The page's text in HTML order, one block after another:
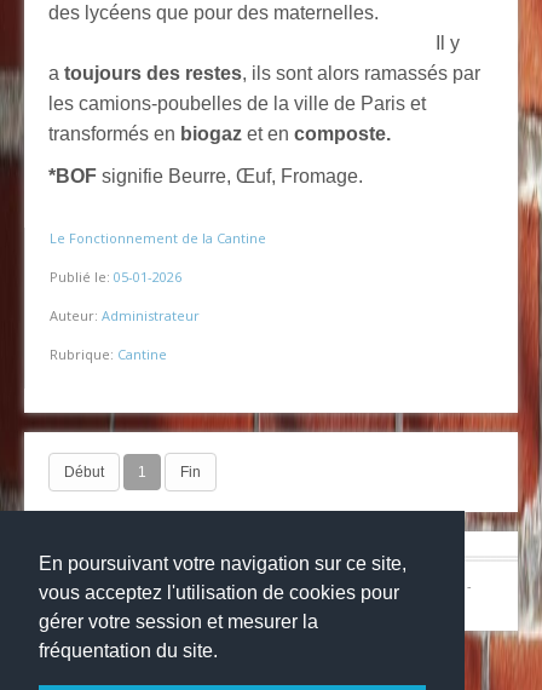
En poursuivant votre navigation sur ce site,
vous acceptez l'utilisation de cookies pour
gérer votre session et mesurer la
fréquentation du site.
des lycéens que pour des maternelles.
Il y
a toujours des restes, ils sont alors ramassés par
les camions-poubelles de la ville de Paris et
transformés en biogaz et en composte.
*BOF signifie Beurre, Œuf, Fromage.
Le Fonctionnement de la Cantine
Publié le: 05-01-2026
Auteur: Administrateur
Rubrique: Cantine
Début 1 Fin
© Copyright 2024 Collège la grange aux belles- Mentions légales
-
Websco